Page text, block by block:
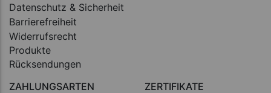
Datenschutz & Sicherheit
Barrierefreiheit
Widerrufsrecht
Produkte
Rücksendungen
ZAHLUNGSARTEN ZERTIFIKATE